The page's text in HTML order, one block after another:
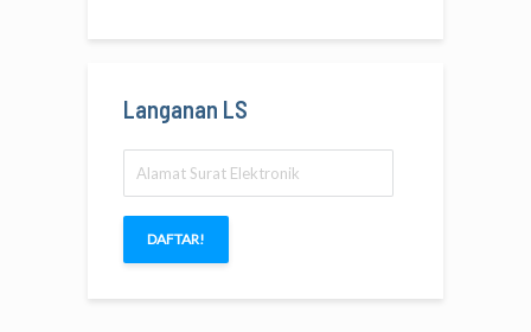
Langanan LS
Surat
Elektronik
DAFTAR!